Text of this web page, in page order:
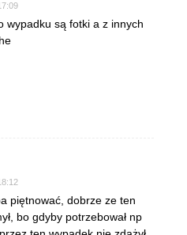
wypadku są fotki a z innych
piętnować, dobrze ze ten
bo gdyby potrzebował np